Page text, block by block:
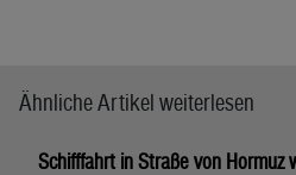
Ähnliche Artikel weiterlesen
Schifffahrt in Straße von Hormuz